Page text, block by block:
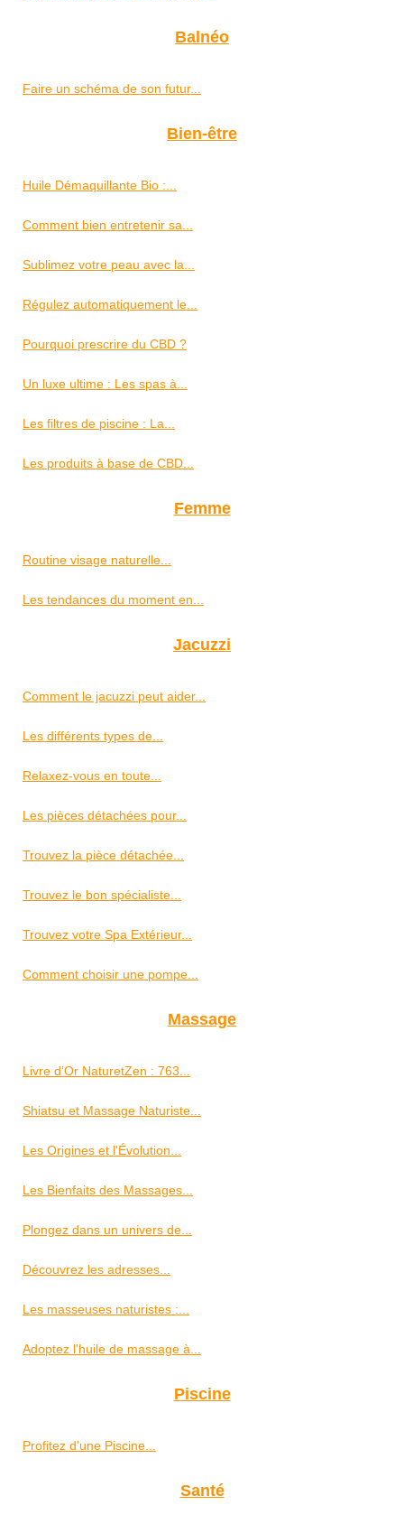
Balnéo
Faire un schéma de son futur...
Bien-être
Huile Démaquillante Bio :...
Comment bien entretenir sa...
Sublimez votre peau avec la...
Régulez automatiquement le...
Pourquoi prescrire du CBD ?
Un luxe ultime : Les spas à...
Les filtres de piscine : La...
Les produits à base de CBD...
Femme
Routine visage naturelle...
Les tendances du moment en...
Jacuzzi
Comment le jacuzzi peut aider...
Les différents types de...
Relaxez-vous en toute...
Les pièces détachées pour...
Trouvez la pièce détachée...
Trouvez le bon spécialiste...
Trouvez votre Spa Extérieur...
Comment choisir une pompe...
Massage
Livre d’Or NaturetZen : 763...
Shiatsu et Massage Naturiste...
Les Origines et l'Évolution...
Les Bienfaits des Massages...
Plongez dans un univers de...
Découvrez les adresses...
Les masseuses naturistes :...
Adoptez l'huile de massage à...
Piscine
Profitez d'une Piscine...
Santé